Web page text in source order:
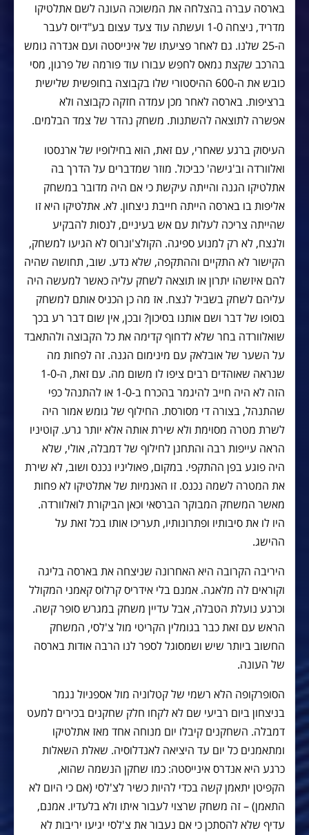
בארסה עברה בהצלחה את המשוכה העונה לשם אתלטיקו
מדריד, ניצחה 1-0 ועשתה עוד צעד עצום בע"דיוס לעבר
ה-25 שלנו. גם לאחר פציעתו של אינייסטה ועם אנדרה גומש
בהרכב שקצת נמאס לחפש עבורו עוד פורמה של פרגון, מסי
כובש את ה-600 ההיסטורי שלו בקבוצה בחופשית שלישית
ברציפות. בארסה לאחר מכן עמדה חזקה כקבוצה ולא
אפשרה לתוצאה להשתנות. משחק נהדר של צמד הבלמים.
העיסוק ברגע שאחרי, עם זאת, הוא בחילופיו של ארנסטו
ואלוורדה וב'גישה' כביכול. מוזר שמדברים על הדרך בה
אתלטיקו הגנה והייתה עיקשת כי אם היה מדובר במשחק
אליפות בו בארסה הייתה חייבת ניצחון. לא. אתלטיקו היא זו
שהייתה צריכה לעלות עם אש בעיניים, לנסות להבקיע
ולנצח, לא רק למנוע ספיגה. הקולצ'ונרוס לא הגיעו למשחק,
הקישור לא התקיים וההתקפה, שלא נדע. שוב, תחושה שהיה
להם איזשהו יתרון או תוצאה לשחק עליה כאשר למעשה היה
עליהם לשחק בשביל לנצח. אז מה כן הכניס אותם למשחק
בסופו של דבר ושם אותנו בסיכון? ובכן, אין שום דבר רע בכך
שואלוורדה בחר שלא לדחוף קדימה את כל הקבוצה ולהתאבד
על השער של אובלאק עם מינימום הגנה. זה לפחות מה
שנראה שאוהדים רבים ציפו לו משום מה. עם זאת, ה-1-0
הזה לא היה חייב להיגמר בהכרח ב-1-0 או להתנהל כפי
שהתנהל, בצורה די מסורסת. החילוף של גומש אמור היה
לשרת מטרה מסוימת ולא שירת אותה אלא יותר גרע. קוטיניו
הראה עייפות רבה והתחנן לחילוף של דמבלה, אולי, שלא
היה פוגע בפן ההתקפי. במקום, פאוליניו נכנס ושוב, לא שירת
את המטרה לשמה נכנס. זו האנמיות של אתלטיקו לא פחות
מאשר המשחק המבוקר הברסאי וכאן הביקורת לואלוורדה.
היו לו את סיבותיו ופתרונותיו, תעריכו אותו בכל זאת על
ההישג.
היריבה הקרובה היא האחרונה שניצחה את בארסה בליגה
וקוראים לה מלאגה. אמנם בלי אידריס קרלוס קאמני המקולל
וכרגע נועלת הטבלה, אבל עדיין משחק במגרש סופר קשה.
הראש עם זאת כבר בגומלין הקריטי מול צ'לסי, המשחק
החשוב ביותר שיש ושמסוגל לספר לנו הרבה אודות בארסה
של העונה.
הסופרקופה הלא רשמי של קטלוניה מול אספניול נגמר
בניצחון ביום רביעי שם לא לקחו חלק שחקנים בכירים למעט
דמבלה. השחקנים קיבלו יום מנוחה אחד מאז אתלטיקו
ומתאמנים כל יום עד היציאה לאנדלוסיה. שאלת השאלות
כרגע היא אנדרס אינייסטה: כמו שחקן הנשמה שהוא,
הקפיטן יתאמן קשה בכדי להיות כשיר לצ'לסי (אם כי היום לא
התאמן) – זה משחק שרצוי לעבור איתו ולא בלעדיו. אמנם,
עדיף שלא להסתכן כי אם נעבור את צ'לסי יגיעו יריבות לא